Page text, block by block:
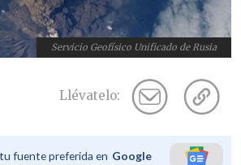
Servicio Geofísico Unificado de Rusia
Llévatelo:
fuente preferida en Google